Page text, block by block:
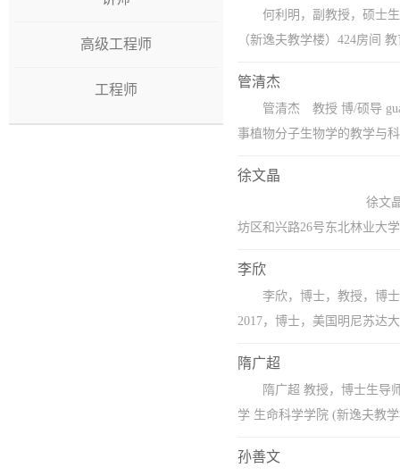
高级工程师
工程师
何利明，副教授，硕士
（新逸夫教学楼）424房间
管清杰
管清杰 教授 博/硕导
事植物分子生物学的教学与
徐文晶
徐文晶，副教授，
坊区和兴路26号东北林业大
李欣
李欣，博士，教授，博
2017，博士，美国明尼苏达
隋广超
隋广超 教授，博士生导
学 生命科学学院 (新逸夫教
孙善文